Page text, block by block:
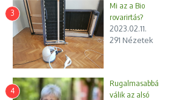
3
Mi az a Bio
rovarirtás?
2023.02.11.
291 Nézetek
4
Rugalmasabbá
válik az alsó